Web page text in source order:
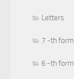
Letters
7 -th form
6 -th form